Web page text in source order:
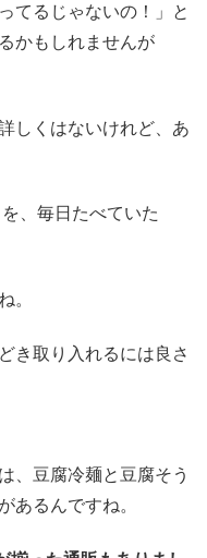
てるじゃないの！」と
かもしれませんが
しくはないけれど、あ
、毎日たべていた
。
き取り入れるには良さ
、豆腐冷麺と豆腐そう
あるんですね。